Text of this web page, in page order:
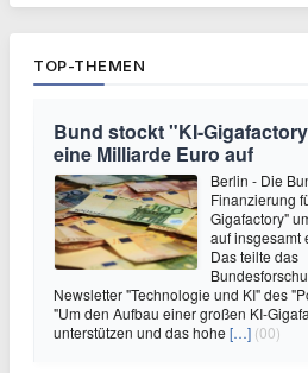
TOP-THEMEN
Bund stockt "KI-
eine Milliarde Euro auf
Berlin - Die
Finanzierung
Gigafactory"
auf insgesamt
Das teilte das
Newsletter "Technologie und KI" des
"Um den Aufbau einer großen KI-
unterstützen und das hohe […] (00)